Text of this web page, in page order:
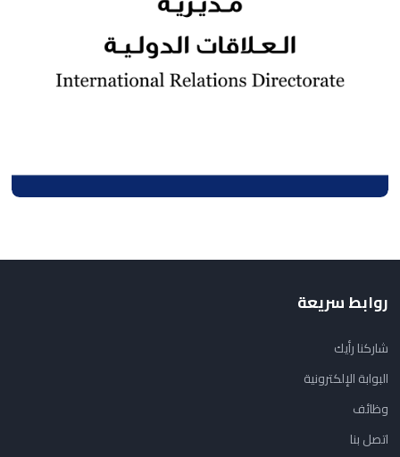
روابط سريعة
شاركنا رأيك
البوابة الإلكترونية
وظائف
اتصل بنا